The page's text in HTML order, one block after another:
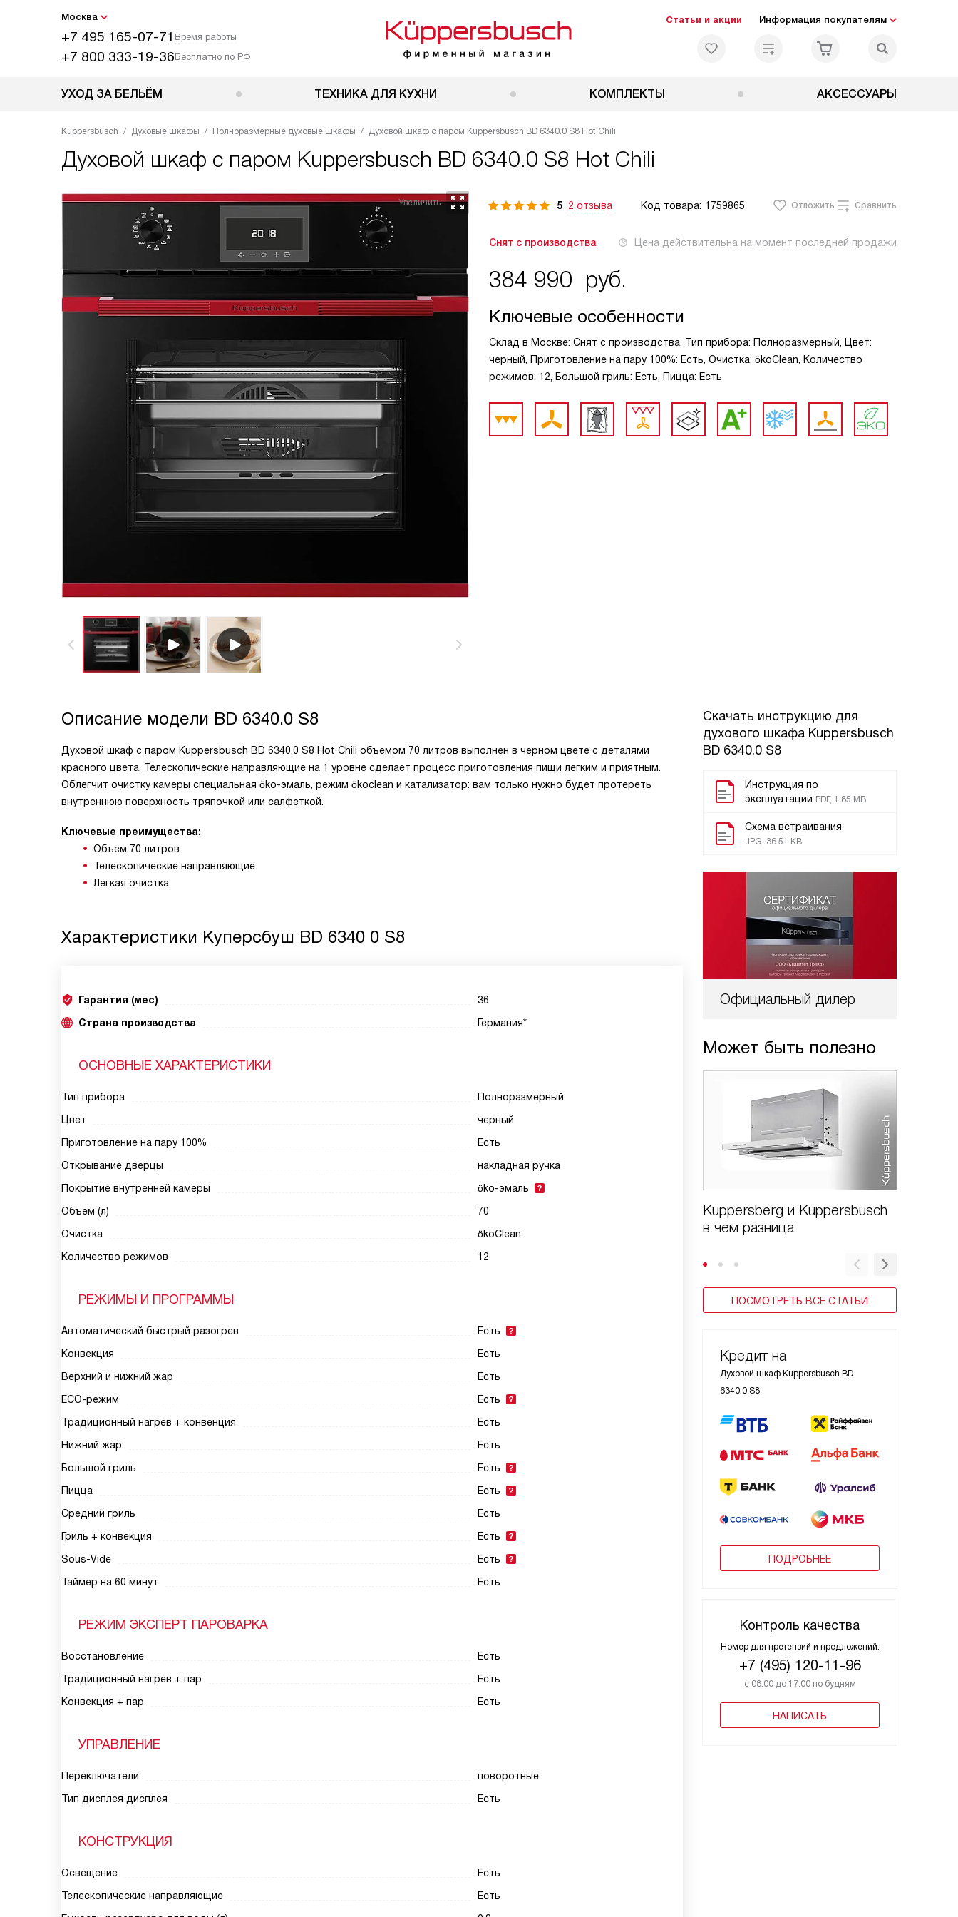
Москва
+7 495 165-07-71 Время работы
+7 800 333-19-36Бесплатно по РФ
Статьи и акции Информация покупателям
УХОД ЗА БЕЛЬЁМ ТЕХНИКА ДЛЯ КУХНИ КОМПЛЕКТЫ АКСЕССУАРЫ
Kuppersbusch Духовые шкафы Полноразмерные духовые шкафы Духовой шкаф с паром Kuppersbusch BD 6340.0 S8 Hot Chili
Духовой шкаф с паром Kuppersbusch BD 6340.0 S8 Hot Chili
5 2 отзыва Код товара: 1759865 Отложить Сравнить
Снят с производства Цена действительна на момент последней продажи
384 990 руб.
Ключевые особенности
Склад в Москве: Снят с производства, Тип прибора: Полноразмерный, Цвет:
черный, Приготовление на пару 100%: Есть, Очистка: ökoClean, Количество
режимов: 12, Большой гриль: Есть, Пицца: Есть
Скачать инструкцию для
духового шкафа Kuppersbusch
BD 6340.0 S8
Инструкция по
эксплуатации PDF, 1.85 MB
Схема встраивания
JPG, 36.51 KB
Официальный дилер
Может быть полезно
Kuppersberg и Kuppersbusch
в чем разница
ПОСМОТРЕТЬ ВСЕ СТАТЬИ
Кредит на
Духовой шкаф Kuppersbusch BD
6340.0 S8
ПОДРОБНЕЕ
Контроль качества
Номер для претензий и предложений:
+7 (495) 120-11-96
с 08:00 до 17:00 по будням
НАПИСАТЬ
Описание модели BD 6340.0 S8
Духовой шкаф с паром Kuppersbusch BD 6340.0 S8 Hot Chili объемом 70 литров выполнен в черном цвете с деталями
красного цвета. Телескопические направляющие на 1 уровне сделает процесс приготовления пищи легким и приятным.
Облегчит очистку камеры специальная öko-эмаль, режим ökoclean и катализатор: вам только нужно будет протереть
внутреннюю поверхность тряпочкой или салфеткой.
Ключевые преимущества:
Объем 70 литров
Телескопические направляющие
Легкая очистка
Характеристики Куперсбуш BD 6340 0 S8
Гарантия (мес)
36
Страна производства
Германия*
ОСНОВНЫЕ ХАРАКТЕРИСТИКИ
Тип прибора
Полноразмерный
Цвет
черный
Приготовление на пару 100%
Есть
Открывание дверцы
накладная ручка
Покрытие внутренней камеры
öko-эмаль
Объем (л)
70
Очистка
ökoClean
Количество режимов
12
РЕЖИМЫ И ПРОГРАММЫ
Автоматический быстрый разогрев
Есть
Конвекция
Есть
Верхний и нижний жар
Есть
ECO-режим
Есть
Традиционный нагрев + конвенция
Есть
Нижний жар
Есть
Большой гриль
Есть
Пицца
Есть
Средний гриль
Есть
Гриль + конвекция
Есть
Sous-Vide
Есть
Таймер на 60 минут
Есть
РЕЖИМ ЭКСПЕРТ ПАРОВАРКА
Восстановление
Есть
Традиционный нагрев + пар
Есть
Конвекция + пар
Есть
УПРАВЛЕНИЕ
Переключатели
поворотные
Тип дисплея дисплея
Есть
КОНСТРУКЦИЯ
Освещение
Есть
Телескопические направляющие
Есть